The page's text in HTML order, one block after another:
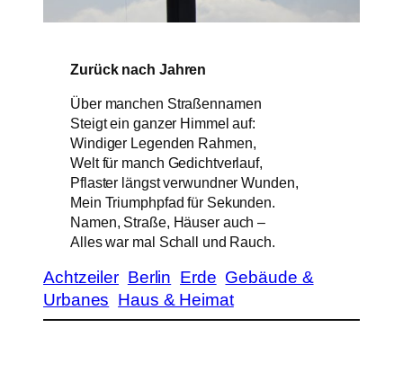
Zurück nach Jahren
Über manchen Straßennamen
Steigt ein ganzer Himmel auf:
Windiger Legenden Rahmen,
Welt für manch Gedichtverlauf,
Pflaster längst verwundner Wunden,
Mein Triumphpfad für Sekunden.
Namen, Straße, Häuser auch –
Alles war mal Schall und Rauch.
Achtzeiler Berlin Erde Gebäude &
Urbanes Haus & Heimat